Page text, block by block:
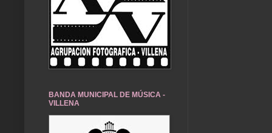
BANDA MUNICIPAL DE MÚSICA -
VILLENA